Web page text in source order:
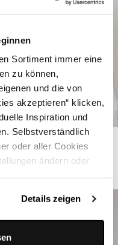
Sortiment immer eine
zu können,
und die von
akzeptieren“ klicken,
Inspiration und
Selbstverständlich
oder aller Cookies
ändern oder
Details zeigen